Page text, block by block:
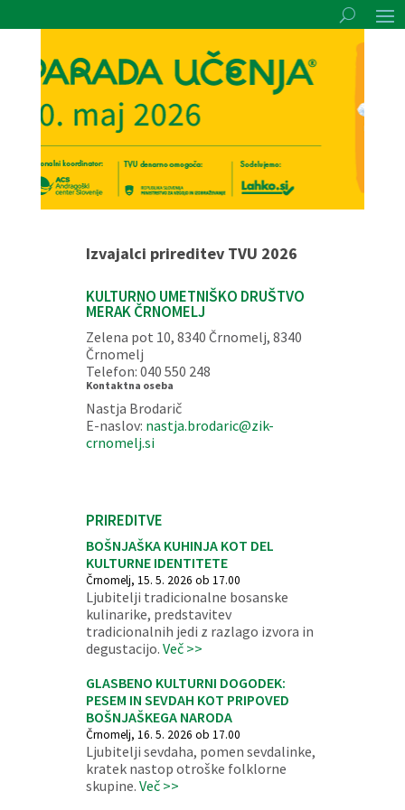
Izvajalci prireditev TVU 2026
KULTURNO UMETNIŠKO DRUŠTVO
MERAK ČRNOMELJ
Zelena pot 10, 8340 Črnomelj, 8340
Črnomelj
Telefon: 040 550 248
Kontaktna oseba
Nastja Brodarič
E-naslov: nastja.brodaric@zik-
crnomelj.si
PRIREDITVE
BOŠNJAŠKA KUHINJA KOT DEL
KULTURNE IDENTITETE
Črnomelj, 15. 5. 2026 ob 17.00
Ljubitelji tradicionalne bosanske
kulinarike, predstavitev
tradicionalnih jedi z razlago izvora in
degustacijo. Več >>
GLASBENO KULTURNI DOGODEK:
PESEM IN SEVDAH KOT PRIPOVED
BOŠNJAŠKEGA NARODA
Črnomelj, 16. 5. 2026 ob 17.00
Ljubitelji sevdaha, pomen sevdalinke,
kratek nastop otroške folklorne
skupine. Več >>